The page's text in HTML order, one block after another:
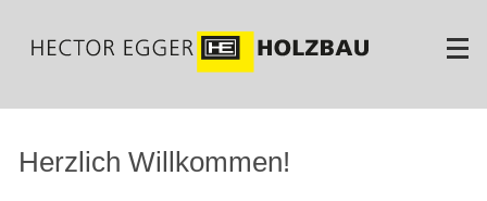
zum
Inhalt
Herzlich Willkommen!